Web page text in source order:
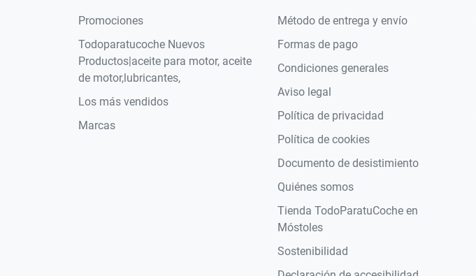
Promociones
Todoparatucoche Nuevos
Productos|aceite para motor, aceite
de motor,lubricantes,
Los más vendidos
Marcas
Método de entrega y envío
Formas de pago
Condiciones generales
Aviso legal
Política de privacidad
Política de cookies
Documento de desistimiento
Quiénes somos
Tienda TodoParatuCoche en
Móstoles
Sostenibilidad